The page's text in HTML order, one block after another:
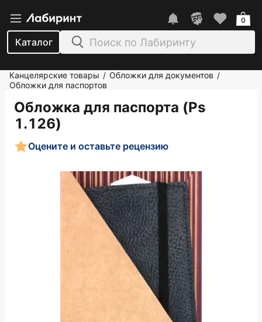
Каталог
0
Канцелярские товары / Обложки для документов /
Обложки для паспортов
Обложка для паспорта (Ps
1.126)
Оцените и оставьте рецензию